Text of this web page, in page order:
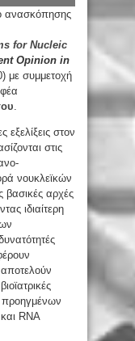
ανασκόπησης
for Nucleic
Opinion in
με συμμετοχή
.
εξελίξεις στον
στις
νουκλεϊκών
βασικές αρχές
ιδιαίτερη
RNA